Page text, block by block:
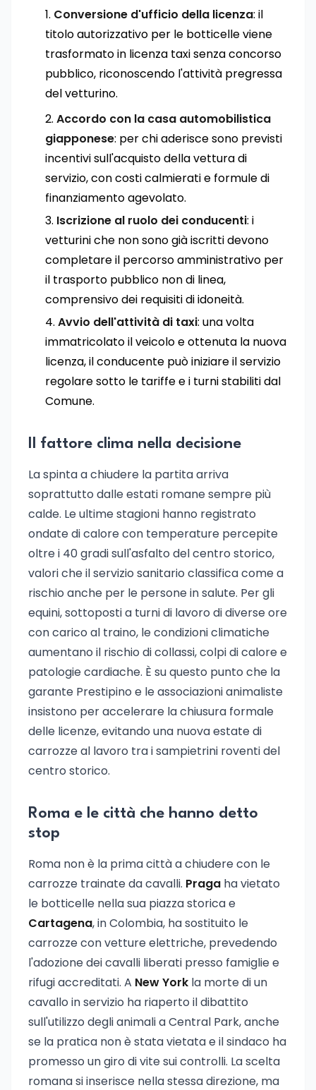
Conversione d'ufficio della licenza: il
titolo autorizzativo per le botticelle viene
trasformato in licenza taxi senza concorso
pubblico, riconoscendo l'attività pregressa
del vetturino.
Accordo con la casa automobilistica
giapponese: per chi aderisce sono previsti
incentivi sull'acquisto della vettura di
servizio, con costi calmierati e formule di
finanziamento agevolato.
Iscrizione al ruolo dei conducenti: i
vetturini che non sono già iscritti devono
completare il percorso amministrativo per
il trasporto pubblico non di linea,
comprensivo dei requisiti di idoneità.
Avvio dell'attività di taxi: una volta
immatricolato il veicolo e ottenuta la nuova
licenza, il conducente può iniziare il servizio
regolare sotto le tariffe e i turni stabiliti dal
Comune.
Il fattore clima nella decisione
La spinta a chiudere la partita arriva
soprattutto dalle estati romane sempre più
calde. Le ultime stagioni hanno registrato
ondate di calore con temperature percepite
oltre i 40 gradi sull'asfalto del centro storico,
valori che il servizio sanitario classifica come a
rischio anche per le persone in salute. Per gli
equini, sottoposti a turni di lavoro di diverse ore
con carico al traino, le condizioni climatiche
aumentano il rischio di collassi, colpi di calore e
patologie cardiache. È su questo punto che la
garante Prestipino e le associazioni animaliste
insistono per accelerare la chiusura formale
delle licenze, evitando una nuova estate di
carrozze al lavoro tra i sampietrini roventi del
centro storico.
Roma e le città che hanno detto
stop
Roma non è la prima città a chiudere con le
carrozze trainate da cavalli. Praga ha vietato
le botticelle nella sua piazza storica e
Cartagena, in Colombia, ha sostituito le
carrozze con vetture elettriche, prevedendo
l'adozione dei cavalli liberati presso famiglie e
rifugi accreditati. A New York la morte di un
cavallo in servizio ha riaperto il dibattito
sull'utilizzo degli animali a Central Park, anche
se la pratica non è stata vietata e il sindaco ha
promesso un giro di vite sui controlli. La scelta
romana si inserisce nella stessa direzione, ma